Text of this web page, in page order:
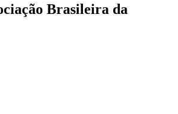
Brasileira da